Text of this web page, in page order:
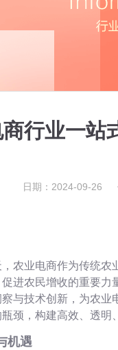
行业一站
日期：2024-09-26
农业电商作为传统农
进农民增收的重要力
与技术创新，为农业
颈，构建高效、透明
机遇